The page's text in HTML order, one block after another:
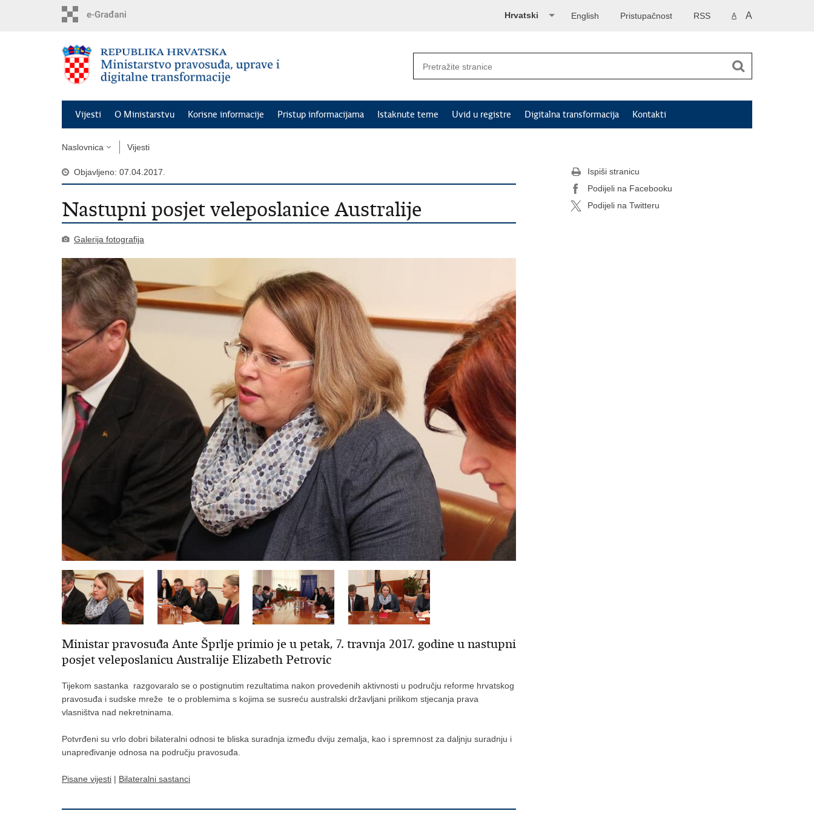
A A
RSS
Pristupačnost
English
Hrvatski
Vijesti O Ministarstvu Korisne informacije Pristup informacijama Istaknute teme Uvid u registre Digitalna transformacija Kontakti
Naslovnica Vijesti
Objavljeno: 07.04.2017.
Nastupni posjet veleposlanice Australije
Galerija fotografija
Ministar pravosuđa Ante Šprlje primio je u petak, 7. travnja 2017. godine u nastupni
posjet veleposlanicu Australije Elizabeth Petrovic
Tijekom sastanka razgovaralo se o postignutim rezultatima nakon provedenih aktivnosti u području reforme hrvatskog
pravosuđa i sudske mreže te o problemima s kojima se susreću australski državljani prilikom stjecanja prava
vlasništva nad nekretninama.
Potvrđeni su vrlo dobri bilateralni odnosi te bliska suradnja između dviju zemalja, kao i spremnost za daljnju suradnju i
unapređivanje odnosa na području pravosuđa.
Pisane vijesti | Bilateralni sastanci
Ispiši stranicu
Podijeli na Facebooku
Podijeli na Twitteru